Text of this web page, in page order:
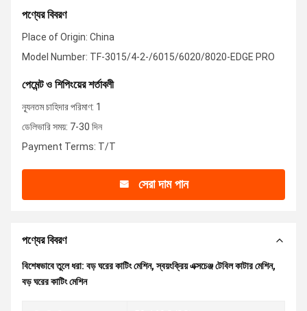
পণ্যের বিবরণ
Place of Origin: China
Model Number: TF-3015/4-2-/6015/6020/8020-EDGE PRO
পেমেন্ট ও শিপিংয়ের শর্তাবলী
ন্যূনতম চাহিদার পরিমাণ: 1
ডেলিভারি সময়: 7-30 দিন
Payment Terms: T/T
সেরা দাম পান
পণ্যের বিবরণ
বিশেষভাবে তুলে ধরা: বড় ঘরের কাটিং মেশিন,স্বয়ংক্রিয় এক্সচেঞ্জ টেবিল কাটার মেশিন,
বড় ঘরের কাটিং মেশিন